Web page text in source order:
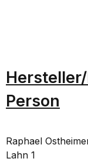
Person
Raphael
Lahn 1